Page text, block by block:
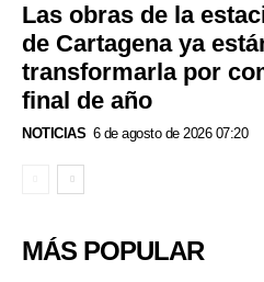
Las obras de la
de Cartagena ya
transformarla por
final de año
NOTICIAS 6 de agosto de 2026 07:20
MÁS POPULAR